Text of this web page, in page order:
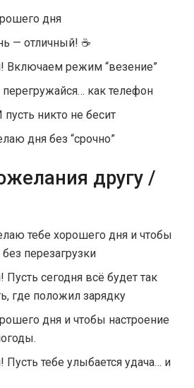
дня
— отличный! ☕
Включаем режим “везение”
как телефон
никто не бесит
дня без “срочно”
другу /
тебе хорошего дня и чтобы
перезагрузки
сегодня всё будет так
где положил зарядку
дня и чтобы настроение
тебе улыбается удача… и